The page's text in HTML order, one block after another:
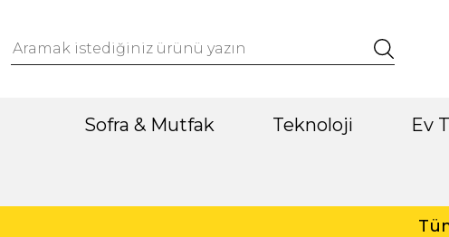
Sofra & Mutfak Teknoloji Ev